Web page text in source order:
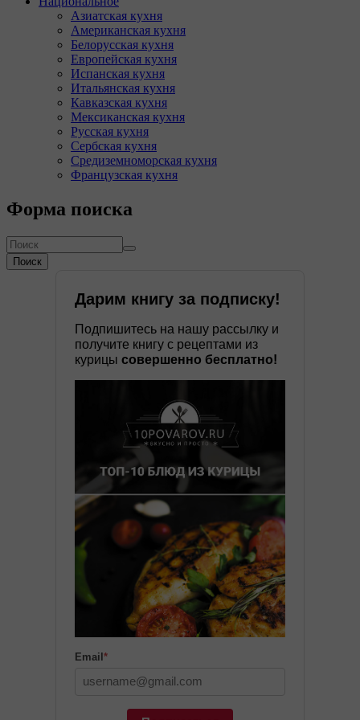
Азиатская кухня
Американская кухня
Белорусская кухня
Европейская кухня
Испанская кухня
Итальянская кухня
Кавказская кухня
Мексиканская кухня
Русская кухня
Сербская кухня
Средиземноморская кухня
Французская кухня
Форма поиска
Поиск
Дарим книгу за подписку!
Подпишитесь на нашу рассылку и
получите книгу с рецептами из
курицы совершенно бесплатно!
Email *